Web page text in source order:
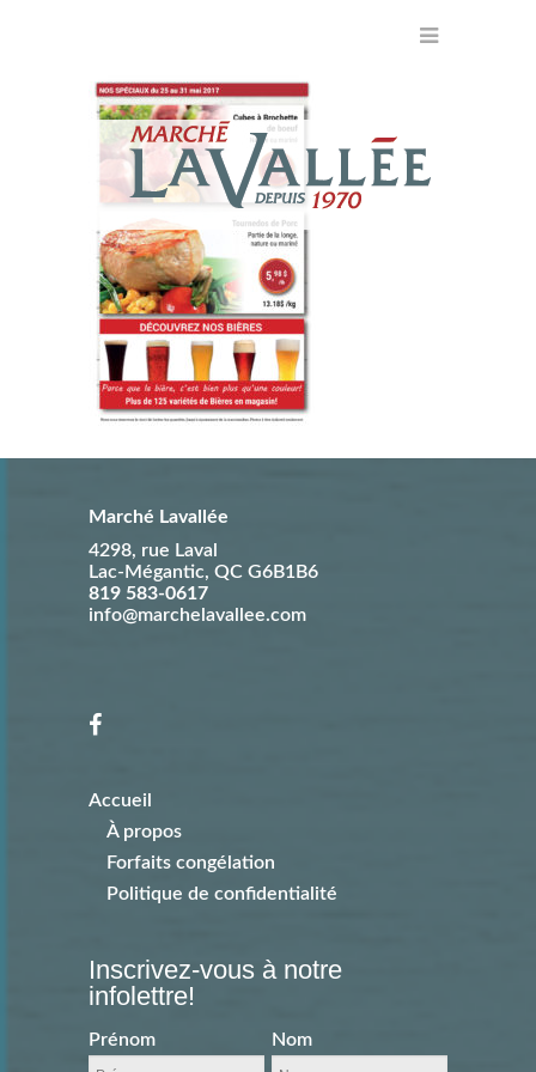
Marché Lavallée
4298, rue Laval
Lac-Mégantic, QC G6B1B6
819 583-0617
info@marchelavallee.com
Accueil
À propos
Forfaits congélation
Politique de confidentialité
Inscrivez-vous à notre
infolettre!
Prénom Nom